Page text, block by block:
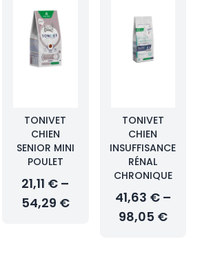
TONIVET
CHIEN
SENIOR MINI
POULET
21,11 € –
54,29 €
TONIVET
CHIEN
INSUFFISANCE
RÉNAL
CHRONIQUE
41,63 € –
98,05 €